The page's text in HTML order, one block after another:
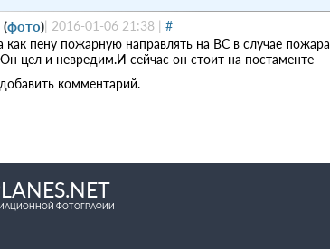
(фото)| 2016-01-06 21:38 | #
как пену пожарную направлять на ВС в случае
цел и невредим.И сейчас он стоит на постаменте
комментарий.
ФОТОГРАФИИ